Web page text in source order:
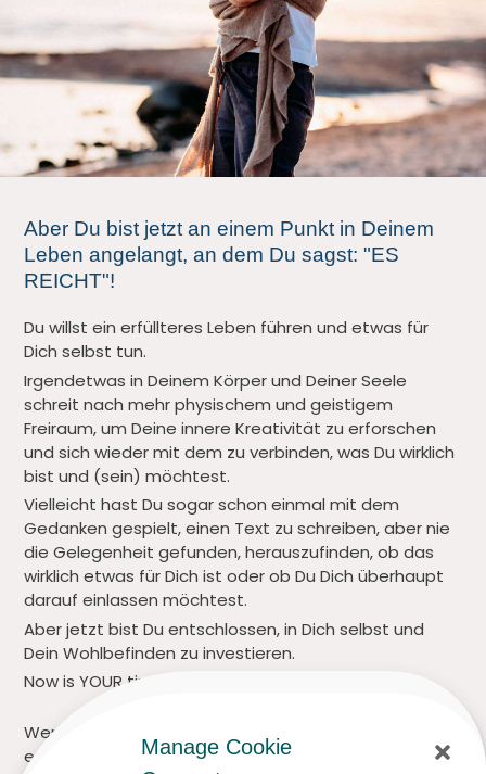
Manage Cookie
Aber Du bist jetzt an einem Punkt in Deinem
Leben angelangt, an dem Du sagst: "ES
REICHT"!
Du willst ein erfüllteres Leben führen und etwas für
Dich selbst tun.
Irgendetwas in Deinem Körper und Deiner Seele
schreit nach mehr physischem und geistigem
Freiraum, um Deine innere Kreativität zu erforschen
und sich wieder mit dem zu verbinden, was Du wirklich
bist und (sein) möchtest.
Vielleicht hast Du sogar schon einmal mit dem
Gedanken gespielt, einen Text zu schreiben, aber nie
die Gelegenheit gefunden, herauszufinden, ob das
wirklich etwas für Dich ist oder ob Du Dich überhaupt
darauf einlassen möchtest.
Aber jetzt bist Du entschlossen, in Dich selbst und
Dein Wohlbefinden zu investieren.
Now is YOUR time to lead a more fulfilling life!
Wenn Du dich immer noch fragst, ob Du es Dir
erlauben kannst, Zeit für Dich selbst und nur für Dich